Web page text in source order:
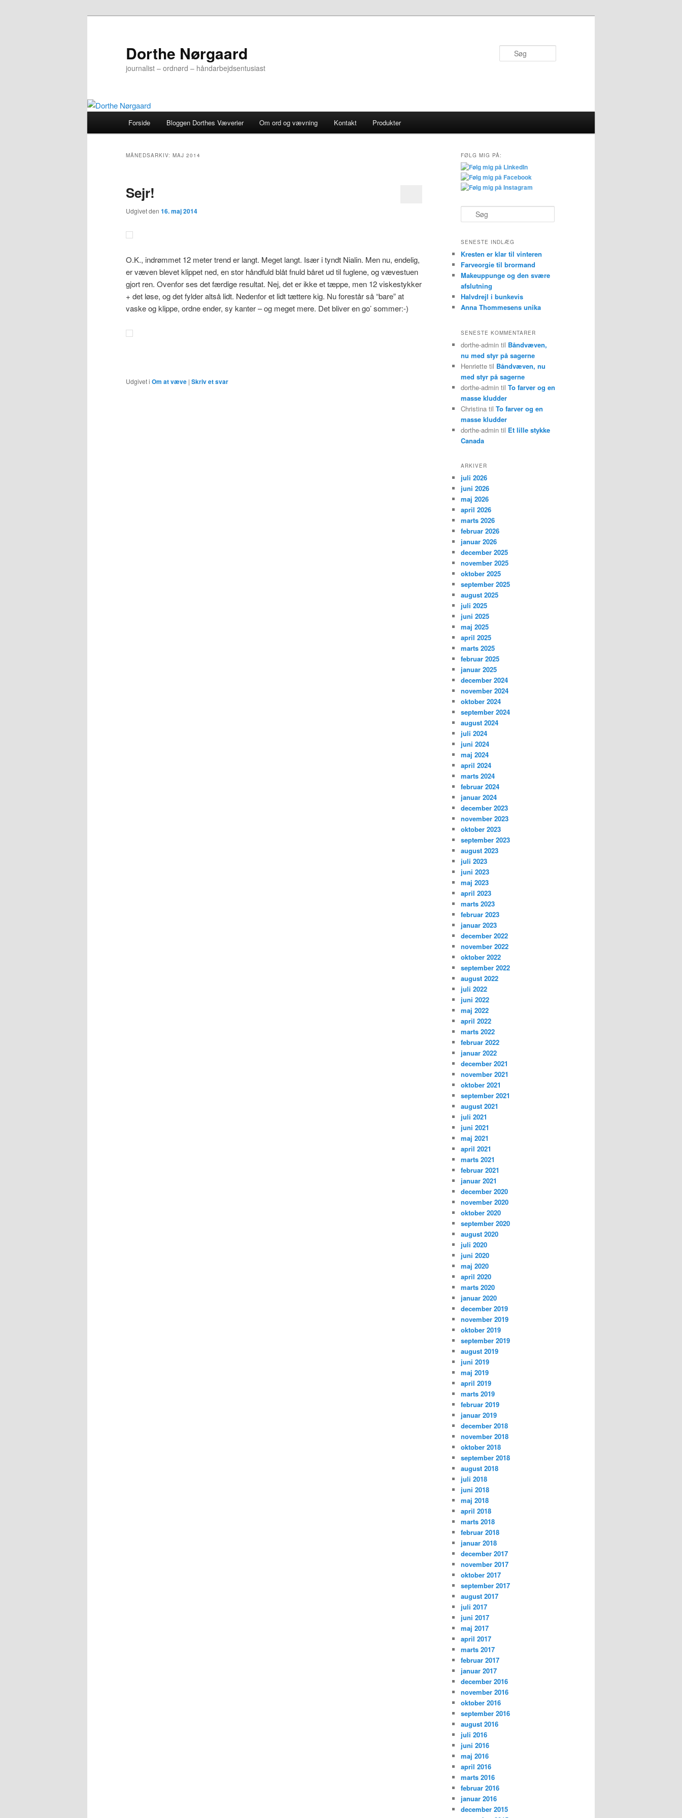
Dorthe Nørgaard
journalist – ordnørd – håndarbejdsentusiast
Forside Bloggen Dorthes Væverier Om ord og vævning Kontakt Produkter
MÅNEDSARKIV: MAJ 2014
Sejr!
Udgivet den 16. maj 2014
O.K., indrømmet 12 meter trend er langt. Meget langt. Især i tyndt Nialin. Men nu, endelig,
er væven blevet klippet ned, en stor håndfuld blåt fnuld båret ud til fuglene, og vævestuen
gjort ren. Ovenfor ses det færdige resultat. Nej, det er ikke et tæppe, men 12 viskestykker
+ det løse, og det fylder altså lidt. Nedenfor et lidt tættere kig. Nu forestår så “bare” at
vaske og klippe, ordne ender, sy kanter – og meget mere. Det bliver en go’ sommer:-)
Udgivet i Om at væve | Skriv et svar
FØLG MIG PÅ:
ø
SENESTE INDLÆG
Kresten er klar til vinteren
Farveorgie til brormand
Makeuppunge og den svære
afslutning
Halvdrejl i bunkevis
Anna Thommesens unika
SENESTE KOMMENTARER
dorthe-admin til Båndvæven,
nu med styr på sagerne
Henriette til Båndvæven, nu
med styr på sagerne
dorthe-admin til To farver og en
masse kludder
Christina til To farver og en
masse kludder
dorthe-admin til Et lille stykke
Canada
ARKIVER
juli 2026
juni 2026
maj 2026
april 2026
marts 2026
februar 2026
januar 2026
december 2025
november 2025
oktober 2025
september 2025
august 2025
juli 2025
juni 2025
maj 2025
april 2025
marts 2025
februar 2025
januar 2025
december 2024
november 2024
oktober 2024
september 2024
august 2024
juli 2024
juni 2024
maj 2024
april 2024
marts 2024
februar 2024
januar 2024
december 2023
november 2023
oktober 2023
september 2023
august 2023
juli 2023
juni 2023
maj 2023
april 2023
marts 2023
februar 2023
januar 2023
december 2022
november 2022
oktober 2022
september 2022
august 2022
juli 2022
juni 2022
maj 2022
april 2022
marts 2022
februar 2022
januar 2022
december 2021
november 2021
oktober 2021
september 2021
august 2021
juli 2021
juni 2021
maj 2021
april 2021
marts 2021
februar 2021
januar 2021
december 2020
november 2020
oktober 2020
september 2020
august 2020
juli 2020
juni 2020
maj 2020
april 2020
marts 2020
januar 2020
december 2019
november 2019
oktober 2019
september 2019
august 2019
juni 2019
maj 2019
april 2019
marts 2019
februar 2019
januar 2019
december 2018
november 2018
oktober 2018
september 2018
august 2018
juli 2018
juni 2018
maj 2018
april 2018
marts 2018
februar 2018
januar 2018
december 2017
november 2017
oktober 2017
september 2017
august 2017
juli 2017
juni 2017
maj 2017
april 2017
marts 2017
februar 2017
januar 2017
december 2016
november 2016
oktober 2016
september 2016
august 2016
juli 2016
juni 2016
maj 2016
april 2016
marts 2016
februar 2016
januar 2016
december 2015